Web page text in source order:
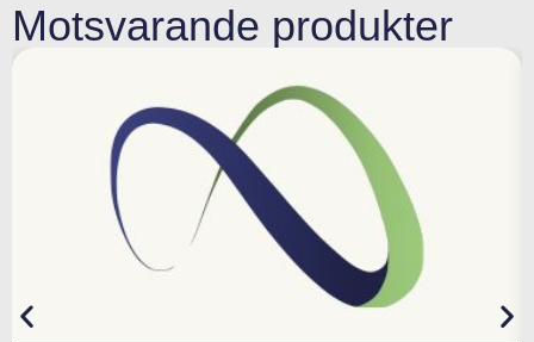
Motsvarande produkter